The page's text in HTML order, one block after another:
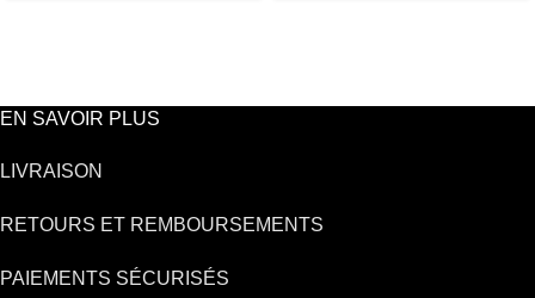
EN SAVOIR PLUS
LIVRAISON
RETOURS ET REMBOURSEMENTS
PAIEMENTS SÉCURISÉS